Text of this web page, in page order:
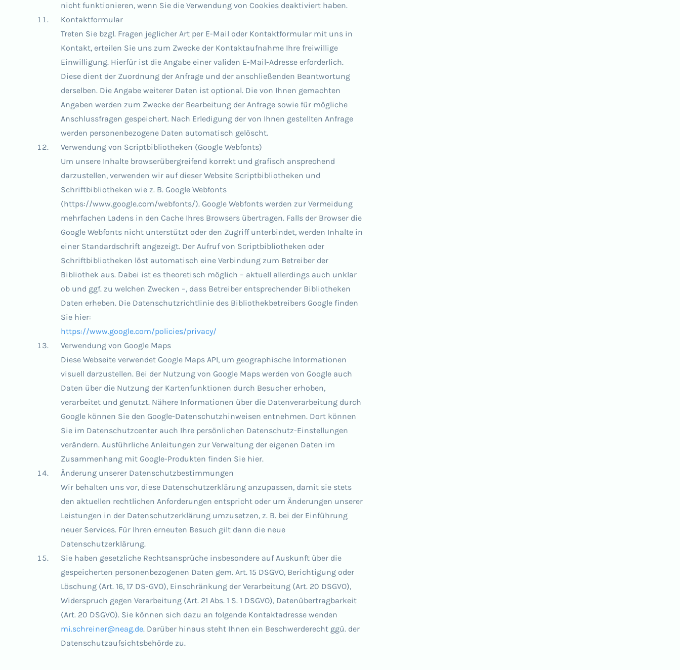
nicht funktionieren, wenn Sie die Verwendung von Cookies deaktiviert haben.
Kontaktformular
Treten Sie bzgl. Fragen jeglicher Art per E-Mail oder Kontaktformular mit uns in
Kontakt, erteilen Sie uns zum Zwecke der Kontaktaufnahme Ihre freiwillige
Einwilligung. Hierfür ist die Angabe einer validen E-Mail-Adresse erforderlich.
Diese dient der Zuordnung der Anfrage und der anschließenden Beantwortung
derselben. Die Angabe weiterer Daten ist optional. Die von Ihnen gemachten
Angaben werden zum Zwecke der Bearbeitung der Anfrage sowie für mögliche
Anschlussfragen gespeichert. Nach Erledigung der von Ihnen gestellten Anfrage
werden personenbezogene Daten automatisch gelöscht.
Verwendung von Scriptbibliotheken (Google Webfonts)
Um unsere Inhalte browserübergreifend korrekt und grafisch ansprechend
darzustellen, verwenden wir auf dieser Website Scriptbibliotheken und
Schriftbibliotheken wie z. B. Google Webfonts
(https://www.google.com/webfonts/). Google Webfonts werden zur Vermeidung
mehrfachen Ladens in den Cache Ihres Browsers übertragen. Falls der Browser die
Google Webfonts nicht unterstützt oder den Zugriff unterbindet, werden Inhalte in
einer Standardschrift angezeigt. Der Aufruf von Scriptbibliotheken oder
Schriftbibliotheken löst automatisch eine Verbindung zum Betreiber der
Bibliothek aus. Dabei ist es theoretisch möglich – aktuell allerdings auch unklar
ob und ggf. zu welchen Zwecken –, dass Betreiber entsprechender Bibliotheken
Daten erheben. Die Datenschutzrichtlinie des Bibliothekbetreibers Google finden
Sie hier:
https://www.google.com/policies/privacy/
Verwendung von Google Maps
Diese Webseite verwendet Google Maps API, um geographische Informationen
visuell darzustellen. Bei der Nutzung von Google Maps werden von Google auch
Daten über die Nutzung der Kartenfunktionen durch Besucher erhoben,
verarbeitet und genutzt. Nähere Informationen über die Datenverarbeitung durch
Google können Sie den Google-Datenschutzhinweisen entnehmen. Dort können
Sie im Datenschutzcenter auch Ihre persönlichen Datenschutz-Einstellungen
verändern. Ausführliche Anleitungen zur Verwaltung der eigenen Daten im
Zusammenhang mit Google-Produkten finden Sie hier.
Änderung unserer Datenschutzbestimmungen
Wir behalten uns vor, diese Datenschutzerklärung anzupassen, damit sie stets
den aktuellen rechtlichen Anforderungen entspricht oder um Änderungen unserer
Leistungen in der Datenschutzerklärung umzusetzen, z. B. bei der Einführung
neuer Services. Für Ihren erneuten Besuch gilt dann die neue
Datenschutzerklärung.
Sie haben gesetzliche Rechtsansprüche insbesondere auf Auskunft über die
gespeicherten personenbezogenen Daten gem. Art. 15 DSGVO, Berichtigung oder
Löschung (Art. 16, 17 DS-GVO), Einschränkung der Verarbeitung (Art. 20 DSGVO),
Widerspruch gegen Verarbeitung (Art. 21 Abs. 1 S. 1 DSGVO), Datenübertragbarkeit
(Art. 20 DSGVO). Sie können sich dazu an folgende Kontaktadresse wenden
mi.schreiner@neag.de. Darüber hinaus steht Ihnen ein Beschwerderecht ggü. der
Datenschutzaufsichtsbehörde zu.